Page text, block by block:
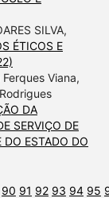
SILVA,
ÉTICOS E
Viana,
DA
SERVIÇO DE
ESTADO DO
90 91 92 93 94 95